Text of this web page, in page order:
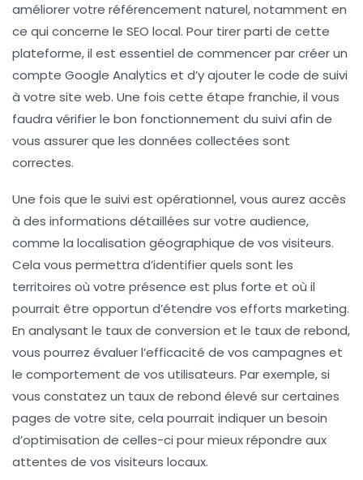
améliorer votre référencement naturel, notamment en
ce qui concerne le SEO local. Pour tirer parti de cette
plateforme, il est essentiel de commencer parcréer un
compte Google Analytics et d’y ajouter le code de suivi
à votre site web. Une fois cette étape franchie, il vous
faudra vérifier le bon fonctionnement du suivi afin de
vous assurer que les données collectées sont
correctes.
Une fois que le suivi est opérationnel, vous aurez accès
à des informations détaillées sur votre audience,
comme la localisation géographique de vos visiteurs.
Cela vous permettra d’identifier quels sont les
territoires où votre présence est plus forte et où il
pourrait être opportun d’étendre vos efforts marketing.
En analysant le taux de conversion et le taux de rebond,
vous pourrez évaluer l’efficacité de vos campagnes et
le comportement de vos utilisateurs. Par exemple, si
vous constatez un taux de rebond élevé sur certaines
pages de votre site, cela pourrait indiquer un besoin
d’optimisation de celles-ci pour mieux répondre aux
attentes de vos visiteurs locaux.